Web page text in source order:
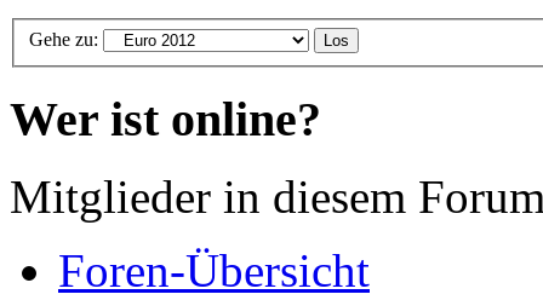
Gehe zu:
Wer ist online?
Mitglieder in diesem
Foren-Übersicht